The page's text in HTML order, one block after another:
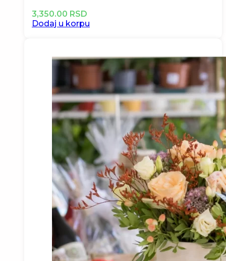
3,350.00 RSD
Dodaj u korpu